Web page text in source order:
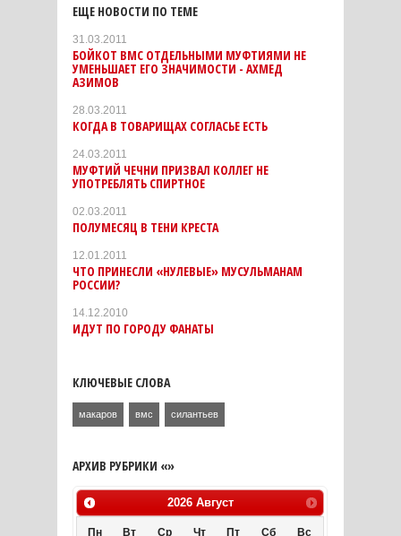
ЕЩЕ НОВОСТИ ПО ТЕМЕ
31.03.2011
БОЙКОТ ВМС ОТДЕЛЬНЫМИ МУФТИЯМИ НЕ
УМЕНЬШАЕТ ЕГО ЗНАЧИМОСТИ - АХМЕД
АЗИМОВ
28.03.2011
КОГДА В ТОВАРИЩАХ СОГЛАСЬЕ ЕСТЬ
24.03.2011
МУФТИЙ ЧЕЧНИ ПРИЗВАЛ КОЛЛЕГ НЕ
УПОТРЕБЛЯТЬ СПИРТНОЕ
02.03.2011
ПОЛУМЕСЯЦ В ТЕНИ КРЕСТА
12.01.2011
ЧТО ПРИНЕСЛИ «НУЛЕВЫЕ» МУСУЛЬМАНАМ
РОССИИ?
14.12.2010
ИДУТ ПО ГОРОДУ ФАНАТЫ
КЛЮЧЕВЫЕ СЛОВА
макаров вмс силантьев
АРХИВ РУБРИКИ «»
2026 Август
Пн Вт Ср Чт Пт Сб Вс